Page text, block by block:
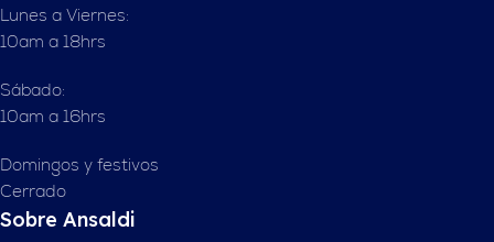
Lunes a Viernes:
10am a 18hrs
Sábado:
10am a 16hrs
Domingos y festivos
Cerrado
Sobre Ansaldi